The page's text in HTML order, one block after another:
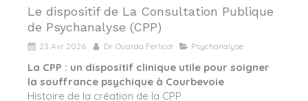
Le dispositif de La Consultation Publique
de Psychanalyse (CPP)
23 Avr 2026 Dr. Ouarda Ferlicot Psychanalyse
La CPP : un dispositif clinique utile pour soigner
la souffrance psychique à Courbevoie
Histoire de la création de la CPP